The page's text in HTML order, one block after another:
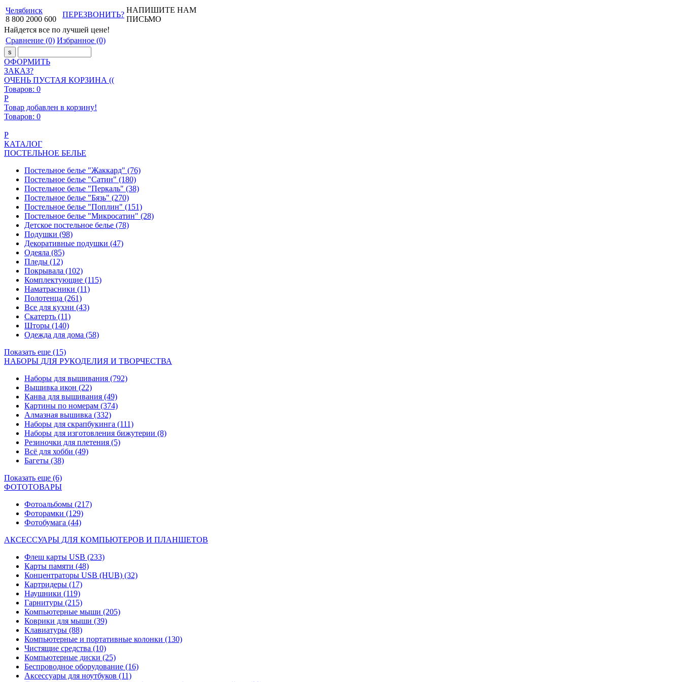
Челябинск
8 800 2000 600
ПЕРЕЗВОНИТЬ?
НАПИШИТЕ НАМ
ПИСЬМО
Найдется все по лучшей цене!
Сравнение (0) Избранное (0)
ОФОРМИТЬ
ЗАКАЗ?
ОЧЕНЬ ПУСТАЯ КОРЗИНА ((
Товаров: 0
Р
Товар добавлен в корзину!
Товаров: 0
Р
КАТАЛОГ
ПОСТЕЛЬНОЕ БЕЛЬЕ
Постельное белье "Жаккард" (76)
Постельное белье "Сатин" (180)
Постельное белье "Перкаль" (38)
Постельное белье "Бязь" (270)
Постельное белье "Поплин" (151)
Постельное белье "Микросатин" (28)
Детское постельное белье (78)
Подушки (98)
Декоративные подушки (47)
Одеяла (85)
Пледы (12)
Покрывала (102)
Комплектующие (115)
Наматрасники (11)
Полотенца (261)
Все для кухни (43)
Скатерть (11)
Шторы (140)
Одежда для дома (58)
Показать еще (15)
НАБОРЫ ДЛЯ РУКОДЕЛИЯ И ТВОРЧЕСТВА
Наборы для вышивания (792)
Вышивка икон (22)
Канва для вышивания (49)
Картины по номерам (374)
Алмазная вышивка (332)
Наборы для скрапбукинга (111)
Наборы для изготовления бижутерии (8)
Резиночки для плетения (5)
Всё для хобби (49)
Багеты (38)
Показать еще (6)
ФОТОТОВАРЫ
Фотоальбомы (217)
Фоторамки (129)
Фотобумага (44)
АКСЕССУАРЫ ДЛЯ КОМПЬЮТЕРОВ И ПЛАНШЕТОВ
Флеш карты USB (233)
Карты памяти (48)
Концентраторы USB (HUB) (32)
Картридеры (17)
Наушники (119)
Гарнитуры (215)
Компьютерные мыши (205)
Коврики для мыши (39)
Клавиатуры (88)
Компьютерные и портативные колонки (130)
Чистящие средства (10)
Компьютерные диски (25)
Беспроводное оборудование (16)
Аксессуары для ноутбуков (11)